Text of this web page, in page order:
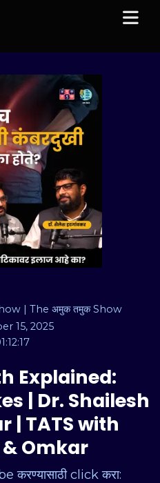
| The अमुक तमुक Show
15, 2025
Explained:
| Dr. Shailesh
| TATS with
Omkar
करण्यासाठी click करा: